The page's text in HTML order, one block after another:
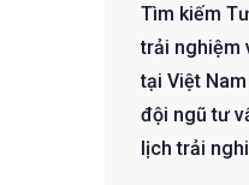
Tìm kiếm
trải nghiệm
tại Việt
đội ngũ tư
lịch trải